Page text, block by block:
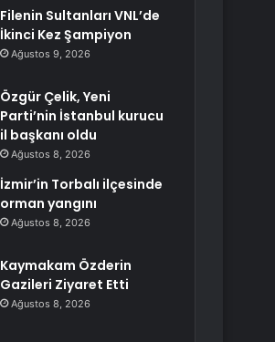
Filenin Sultanları VNL’de
İkinci Kez Şampiyon
Ağustos 9, 2026
Özgür Çelik, Yeni
Parti’nin İstanbul kurucu
il başkanı oldu
Ağustos 8, 2026
İzmir’in Torbalı ilçesinde
orman yangını
Ağustos 8, 2026
Kaymakam Özderin
Gazileri Ziyaret Etti
Ağustos 8, 2026